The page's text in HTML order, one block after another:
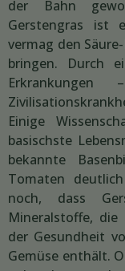
der Bahn
Gerstengras ist
vermag den
bringen. Durch
Einige
basischste
bekannte
Tomaten
noch, dass
Mineralstoffe,
der Gesundheit
Gemüse enthält.